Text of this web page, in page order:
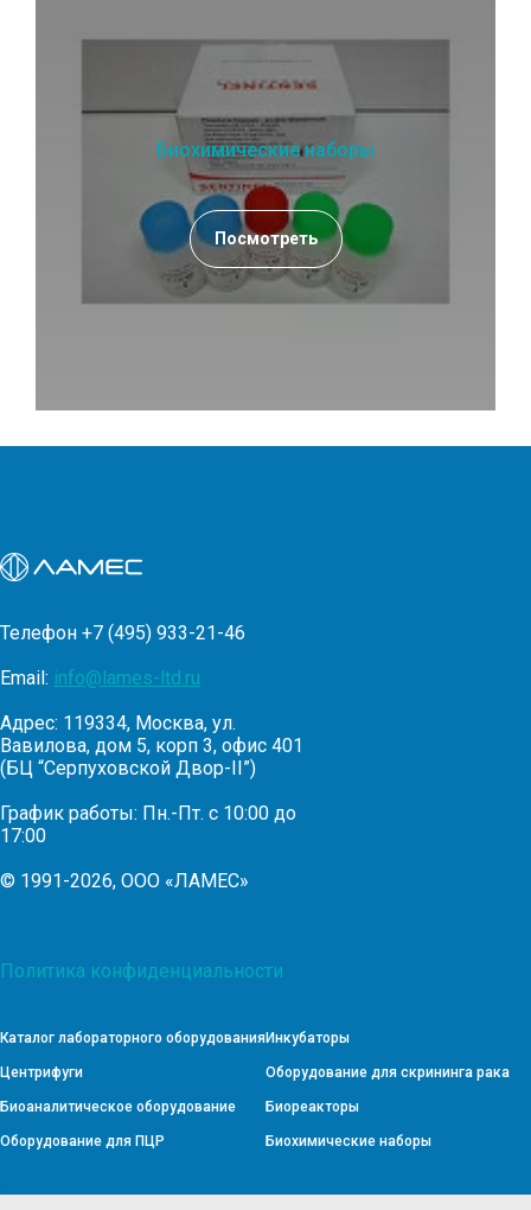
Биохимические наборы
Посмотреть
Телефон +7 (495) 933-21-46
Email: info@lames-ltd.ru
Адрес: 119334, Москва, ул.
Вавилова, дом 5, корп 3, офис 401
(БЦ “Серпуховской Двор-II”)
График работы: Пн.-Пт. с 10:00 до
17:00
© 1991-2026, ООО «ЛАМЕС»
Политика конфиденциальности
Каталог лабораторного оборудования
Центрифуги
Биоаналитическое оборудование
Оборудование для ПЦР
Инкубаторы
Оборудование для скрининга рака
Биореакторы
Биохимические наборы